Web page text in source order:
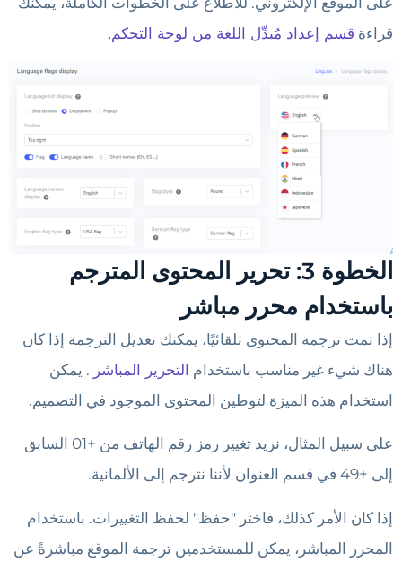
قراءة قسم إعداد مُبدِّل اللغة من لوحة التحكم.
الخطوة 3: تحرير المحتوى المترجم
باستخدام محرر مباشر
إذا تمت ترجمة المحتوى تلقائيًا، يمكنك تعديل الترجمة إذا كان
هناك شيء غير مناسب باستخدام التحرير المباشر . يمكن
استخدام هذه الميزة لتوطين المحتوى الموجود في التصميم.
على سبيل المثال، نريد تغيير رمز رقم الهاتف من +01 السابق
إلى +49 في قسم العنوان لأننا نترجم إلى الألمانية.
إذا كان الأمر كذلك، فاختر "حفظ" لحفظ التغييرات. باستخدام
المحرر المباشر، يمكن للمستخدمين ترجمة الموقع مباشرةً عن